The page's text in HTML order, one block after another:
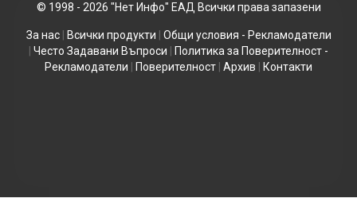
© 1998 - 2026 "Нет Инфо" ЕАД Всички права запазени
За нас| Всички продукти
Общи условия - Рекламодатели
Често Задавани Въпроси
Политика за Поверителност -
Рекламодатели
Поверителност Архив Контакти